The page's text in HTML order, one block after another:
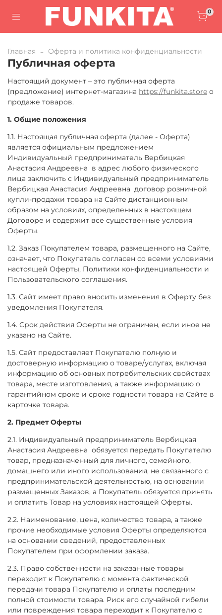
0
Главная Оферта и политика конфиденциальности
Публичная оферта
Настоящий документ – это публичная оферта
(предложение) интернет-магазина https://funkita.store о
продаже товаров.
1. Общие положения
1.1. Настоящая публичная оферта (далее - Оферта)
является официальным предложением
Индивидуальный предприниматель Вербицкая
Анастасия Андреевна в адрес любого физического
лица заключить с Индивидуальный предприниматель
Вербицкая Анастасия Андреевна договор розничной
купли-продажи товара на Сайте дистанционным
образом на условиях, определенных в настоящем
Договоре и содержит все существенные условия
Оферты.
1.2. Заказ Покупателем товара, размещенного на Сайте,
означает, что Покупатель согласен со всеми условиями
настоящей Оферты, Политики конфиденциальности и
Пользовательского соглашения.
1.3. Сайт имеет право вносить изменения в Оферту без
уведомления Покупателя.
1.4. Срок действия Оферты не ограничен, если иное не
указано на Сайте.
1.5. Сайт предоставляет Покупателю полную и
достоверную информацию о товаре/услугах, включая
информацию об основных потребительских свойствах
товара, месте изготовления, а также информацию о
гарантийном сроке и сроке годности товара на Сайте в
карточке товара.
2. Предмет Оферты
2.1. Индивидуальный предприниматель Вербицкая
Анастасия Андреевна обязуется передать Покупателю
товар, предназначенный для личного, семейного,
домашнего или иного использования, не связанного с
предпринимательской деятельностью, на основании
размещенных Заказов, а Покупатель обязуется принять
и оплатить Товар на условиях настоящей Оферты.
2.2. Наименование, цена, количество товара, а также
прочие необходимые условия Оферты определяются
на основании сведений, предоставленных
Покупателем при оформлении заказа.
2.3. Право собственности на заказанные товары
переходит к Покупателю с момента фактической
передачи товара Покупателю и оплаты последним
полной стоимости товара. Риск его случайной гибели
или повреждения товара переходит к Покупателю с